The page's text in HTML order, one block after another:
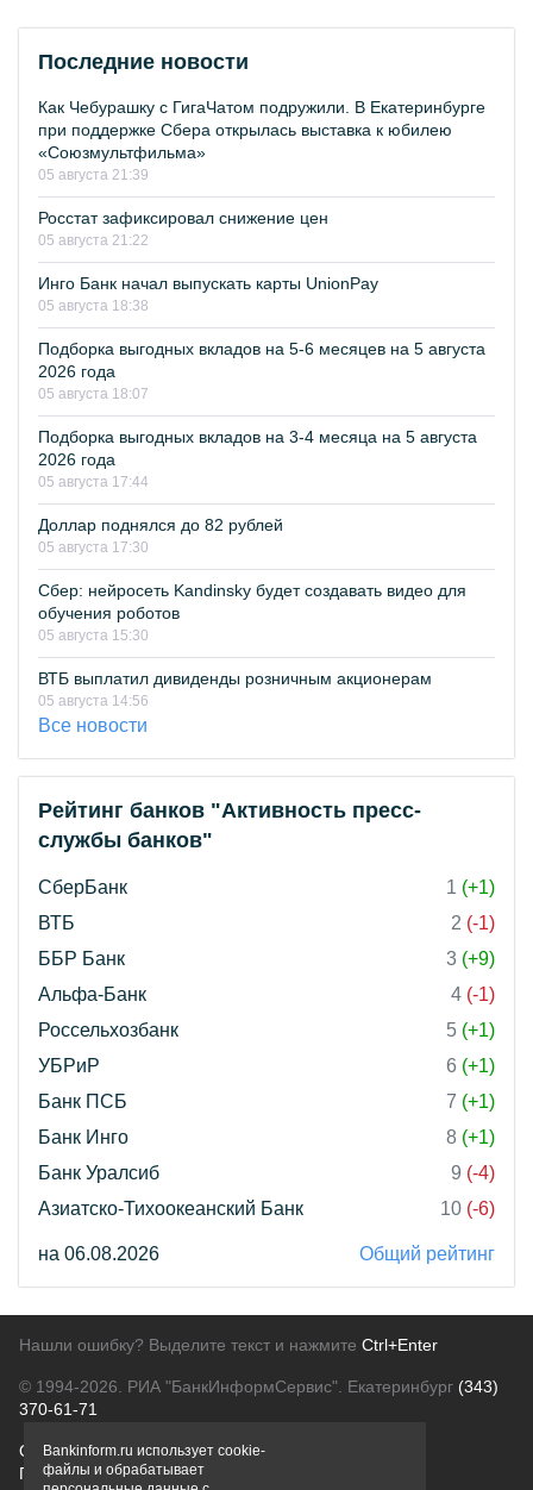
Последние новости
Как Чебурашку с ГигаЧатом подружили. В Екатеринбурге
при поддержке Сбера открылась выставка к юбилею
«Союзмультфильма»
05 августа 21:39
Росстат зафиксировал снижение цен
05 августа 21:22
Инго Банк начал выпускать карты UnionPay
05 августа 18:38
Подборка выгодных вкладов на 5-6 месяцев на 5 августа
2026 года
05 августа 18:07
Подборка выгодных вкладов на 3-4 месяца на 5 августа
2026 года
05 августа 17:44
Доллар поднялся до 82 рублей
05 августа 17:30
Сбер: нейросеть Kandinsky будет создавать видео для
обучения роботов
05 августа 15:30
ВТБ выплатил дивиденды розничным акционерам
05 августа 14:56
Все новости
Рейтинг банков "Активность пресс-
службы банков"
СберБанк 1 (+1)
ВТБ
2 (-1)
ББР Банк
3 (+9)
Альфа-Банк
4 (-1)
Россельхозбанк
5 (+1)
УБРиР
6 (+1)
Банк ПСБ
7 (+1)
Банк Инго
8 (+1)
Банк Уралсиб
9 (-4)
Азиатско-Тихоокеанский Банк
10 (-6)
на 06.08.2026 Общий рейтинг
Нашли ошибку? Выделите текст и нажмите Ctrl+Enter
© 1994-2026. РИА "БанкИнформСервис". Екатеринбург (343)
370-61-71
О проектеПолитика конфиденциальности
Правовая информацияДля рекламодателей
Bankinform.ru использует cookie-
файлы и обрабатывает